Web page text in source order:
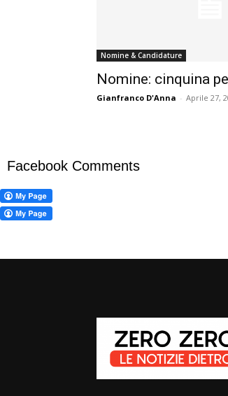
Nomine & Candidature
Nomine: cinquina
Gianfranco D'Anna - Aprile 27,
Facebook Comments